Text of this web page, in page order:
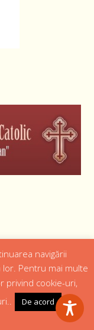
Media
Cateheza
navigării
Pentru mai multe
privind cookie-uri,
De acord